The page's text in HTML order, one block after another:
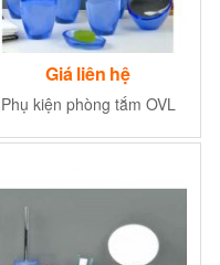
Giá liên hệ
Phụ kiện phòng tắm OVL